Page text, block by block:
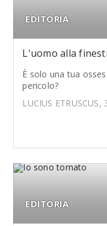
EDITORIA
L'uomo alla
È solo una tua
pericolo?
LUCIUS
EDITORIA